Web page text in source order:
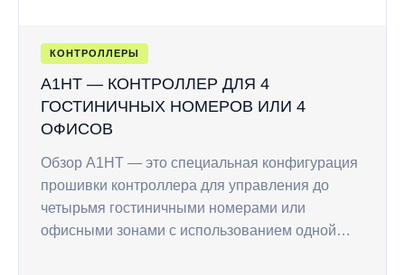
КОНТРОЛЛЕРЫ
A1HT — КОНТРОЛЛЕР ДЛЯ 4
ГОСТИНИЧНЫХ НОМЕРОВ ИЛИ 4
ОФИСОВ
Обзор A1HT — это специальная конфигурация
прошивки контроллера для управления до
четырьмя гостиничными номерами или
офисными зонами с использованием одной…